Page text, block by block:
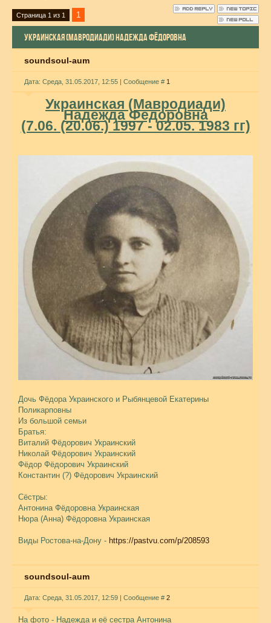
Страница 1 из 1 1
УКРАИНСКАЯ (МАВРОДИАДИ) НАДЕЖДА ФЁДОРОВНА
soundsoul-aum
Дата: Среда, 31.05.2017, 12:55 | Сообщение # 1
Украинская (Мавродиади)
Надежда Фёдоровна
(7.06. (20.06.) 1997 - 02.05. 1983 гг)
Дочь Фёдора Украинского и Рыбянцевой Екатерины
Поликарповны
Из большой семьи
Братья:
Виталий Фёдорович Украинский
Николай Фёдорович Украинский
Фёдор Фёдорович Украинский
Константин (?) Фёдорович Украинский
Сёстры:
Антонина Фёдоровна Украинская
Нюра (Анна) Фёдоровна Украинская
Виды Ростова-на-Дону - https://pastvu.com/p/208593
soundsoul-aum
Дата: Среда, 31.05.2017, 12:59 | Сообщение # 2
На фото - Надежда и её сестра Антонина